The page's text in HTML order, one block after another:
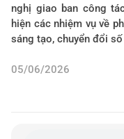
nghị giao ban công
hiện các nhiệm vụ về
sáng tạo, chuyển đổi
05/06/2026